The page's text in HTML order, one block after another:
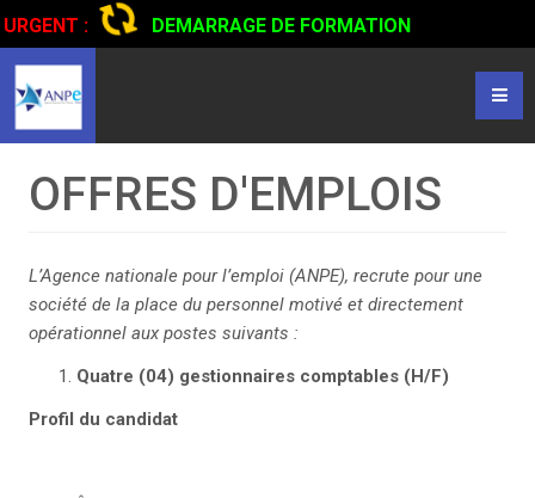
URGENT :
DEMARRAGE DE FORMATION
CERTIFIANTE EN CONDUITE DE CAMIONS...CLIQUER POUR
LIRE
OFFRES D'EMPLOIS
L’Agence nationale pour l’emploi (ANPE), recrute pour une
société de la place du personnel motivé et directement
opérationnel aux postes suivants :
Quatre (04) gestionnaires comptables (H/F)
Profil du candidat